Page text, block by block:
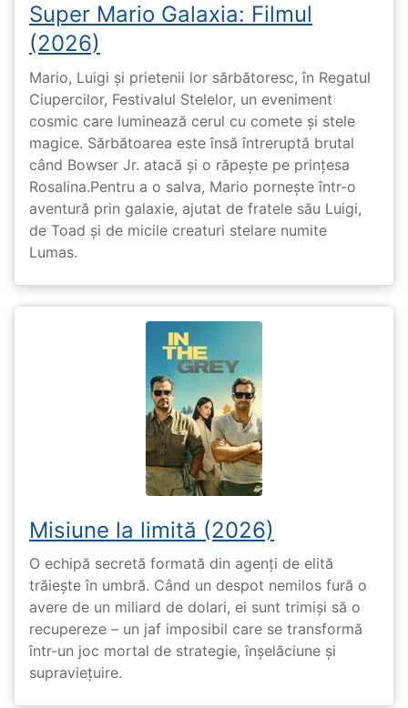
Super Mario Galaxia: Filmul
(2026)
Mario, Luigi și prietenii lor sărbătoresc, în Regatul
Ciupercilor, Festivalul Stelelor, un eveniment
cosmic care luminează cerul cu comete și stele
magice. Sărbătoarea este însă întreruptă brutal
când Bowser Jr. atacă și o răpește pe prinţesa
Rosalina.Pentru a o salva, Mario pornește într-o
aventură prin galaxie, ajutat de fratele său Luigi,
de Toad și de micile creaturi stelare numite
Lumas.
Misiune la limită (2026)
O echipă secretă formată din agenți de elită
trăiește în umbră. Când un despot nemilos fură o
avere de un miliard de dolari, ei sunt trimiși să o
recupereze – un jaf imposibil care se transformă
într-un joc mortal de strategie, înșelăciune și
supraviețuire.